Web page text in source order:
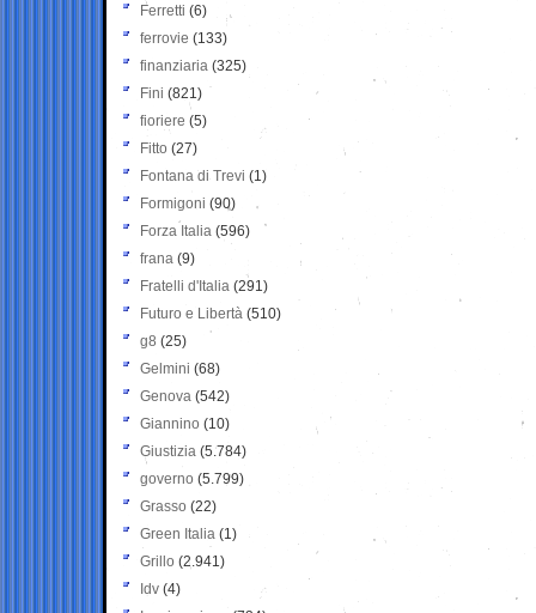
Ferretti (6)
ferrovie (133)
finanziaria (325)
Fini (821)
fioriere (5)
Fitto (27)
Fontana di Trevi (1)
Formigoni (90)
Forza Italia (596)
frana (9)
Fratelli d'Italia (291)
Futuro e Libertà (510)
g8 (25)
Gelmini (68)
Genova (542)
Giannino (10)
Giustizia (5.784)
governo (5.799)
Grasso (22)
Green Italia (1)
Grillo (2.941)
Idv (4)